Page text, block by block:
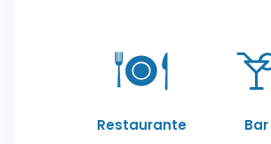
Restaurante Bar